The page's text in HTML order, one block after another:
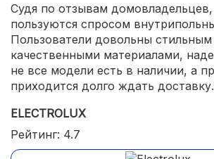
Судя по отзывам
пользуются спросом
Пользователи довольны
качественными материалами,
не все модели есть в наличии, а
приходится долго ждать доставку.
ELECTROLUX
Рейтинг: 4.7